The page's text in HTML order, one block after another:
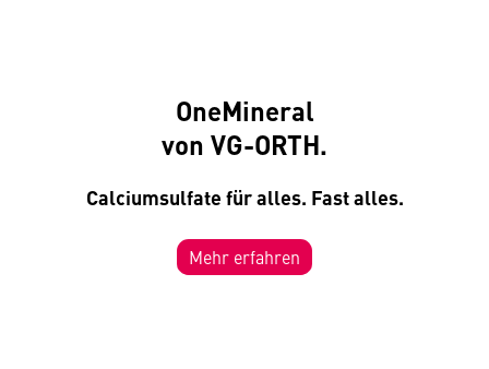
OneMineral
von VG-ORTH.
Calciumsulfate für alles. Fast alles.
Mehr erfahren